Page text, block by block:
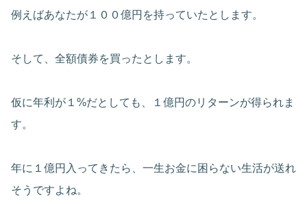
例えばあなたが１００億円を持っていたとします。
そして、全額債券を買ったとします。
仮に年利が１%だとしても、１億円のリターンが得られま
す。
年に１億円入ってきたら、一生お金に困らない生活が送れ
そうですよね。